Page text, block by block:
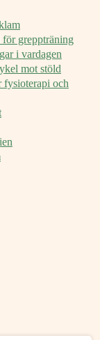
för greppträning
i vardagen
mot stöld
fysioterapi och